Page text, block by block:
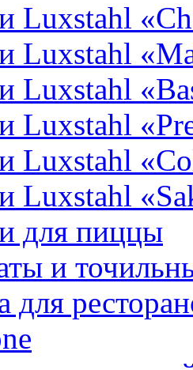
Luxstahl
Luxstahl
Luxstahl
Luxstahl
Luxstahl
Luxstahl
для пиццы
и
для